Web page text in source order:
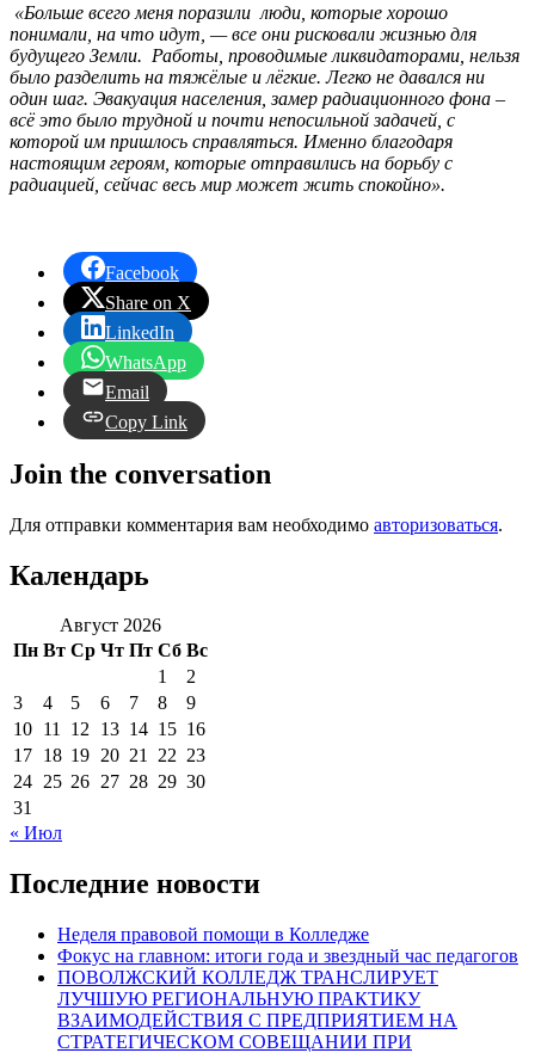
«Больше всего меня поразили люди, которые хорошо
понимали, на что идут, — все они рисковали жизнью для
будущего Земли. Работы, проводимые ликвидаторами, нельзя
было разделить на тяжёлые и лёгкие. Легко не давался ни
один шаг. Эвакуация населения, замер радиационного фона –
всё это было трудной и почти непосильной задачей, с
которой им пришлось справляться. Именно благодаря
настоящим героям, которые отправились на борьбу с
радиацией, сейчас весь мир может жить спокойно».
Facebook
Share on X
LinkedIn
WhatsApp
Email
Copy Link
Join the conversation
Для отправки комментария вам необходимо авторизоваться.
Календарь
Август 2026
Пн Вт Ср Чт Пт Сб Вс
1
2
3
4 5 6 7 8
9
10 11 12 13 14 15 16
17 18 19 20 21 22 23
24 25 26 27 28 29 30
31
« Июл
Последние новости
Неделя правовой помощи в Колледже
Фокус на главном: итоги года и звездный час педагогов
ПОВОЛЖСКИЙ КОЛЛЕДЖ ТРАНСЛИРУЕТ
ЛУЧШУЮ РЕГИОНАЛЬНУЮ ПРАКТИКУ
ВЗАИМОДЕЙСТВИЯ С ПРЕДПРИЯТИЕМ НА
СТРАТЕГИЧЕСКОМ СОВЕЩАНИИ ПРИ